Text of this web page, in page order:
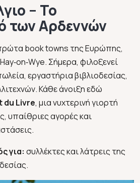
– Το
των Αρδεννών
book towns της Ευρώπης,
Σήμερα, φιλοξενεί
εργαστήρια βιβλιοδεσίας,
Κάθε άνοιξη εδώ
du Livre, μια νυχτερινή γιορτή
υπαίθριες αγορές και
για: συλλέκτες και λάτρεις της